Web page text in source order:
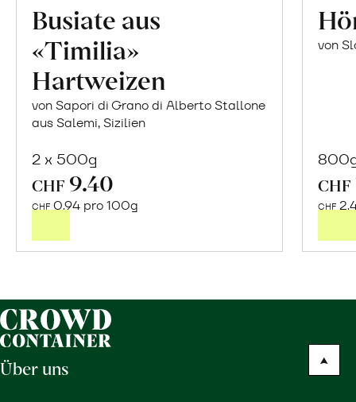
Busiate aus
«Timilia»
Hartweizen
von Sapori di Grano di Alberto Stallone
aus Salemi, Sizilien
2 x 500g
CHF 9.40
CHF0.94 pro 100gden
von
CHF
CHF
Über uns